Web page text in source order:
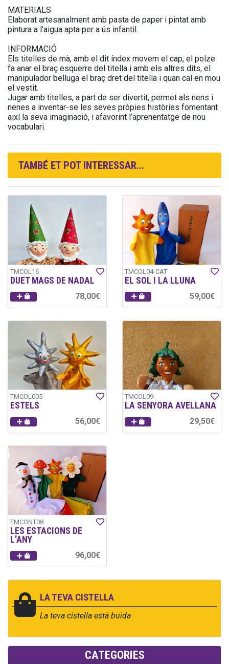
LA TEVA CISTELLA
La teva cistella està buida
CATEGORIES
MATERIALS
Elaborat artesanalment amb pasta de paper i pintat amb
pintura a l’aigua apta per a ús infantil.
INFORMACIÓ
Els titelles de mà, amb el dit índex movem el cap, el polze
fa anar el braç esquerre del titella i amb els altres dits, el
manipulador belluga el braç dret del titella i quan cal en mou
el vestit.
Jugar amb titelles, a part de ser divertit, permet als nens i
nenes a inventar-se les seves pròpies històries fomentant
així la seva imaginació, i afavorint l’aprenentatge de nou
vocabulari.
TAMBÉ ET POT INTERESSAR...
TMCOL16
DUET MAGS DE NADAL
78,00€
TMCOL04-CAT
EL SOL I LA LLUNA
59,00€
TMCOL005
ESTELS
56,00€
TMCOL09
LA SENYORA AVELLANA
29,50€
TMCONT08
LES ESTACIONS DE
L'ANY
96,00€